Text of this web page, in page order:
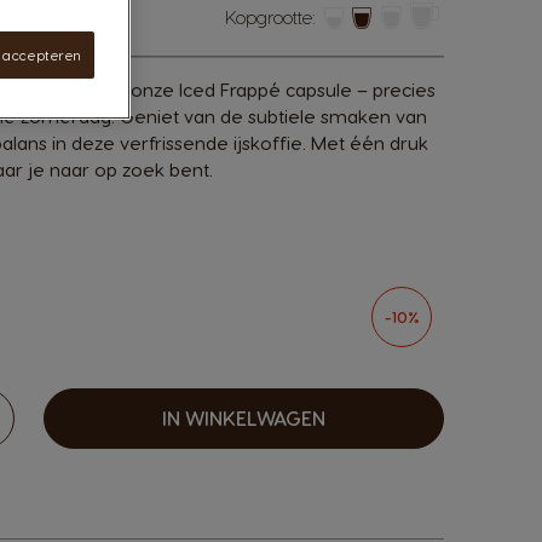
Kopgrootte:
frisheid van onze Iced Frappé capsule – precies
zomerdag. Geniet van de subtiele smaken van
in deze verfrissende ijskoffie. Met één druk
je naar op zoek bent.
options
-10%
IN WINKELWAGEN
accepteren